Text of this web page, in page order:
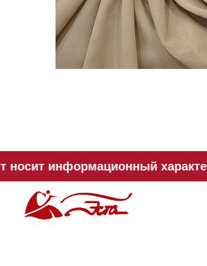
носит информационный